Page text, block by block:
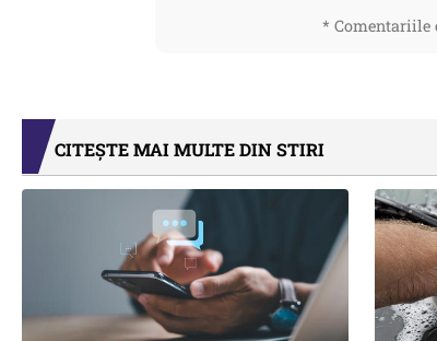
* Comentariile
CITEȘTE MAI MULTE DIN STIRI